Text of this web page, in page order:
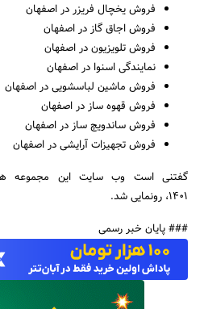
فروش یخچال فریزر در اصفهان
فروش اجاق گاز در اصفهان
فروش تلویزیون در اصفهان
نمایندگی اسنوا در اصفهان
فروش ماشین لباسشویی در اصفهان
فروش قهوه ساز در اصفهان
فروش ساندویچ ساز در اصفهان
فروش تجهیزات آرایشی در اصفهان
گفتنی است وب سایت این مجموعه
1401، رونمایی شد.
### پایان خبر رسمی